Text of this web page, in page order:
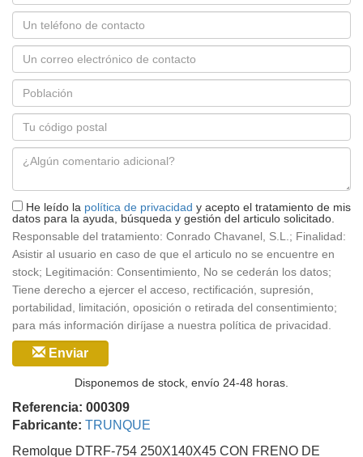
*
Teléfono
Correo
electrónico
Población
Código
postal
Mensaje
He leído la política de privacidad y acepto el tratamiento de mis
datos para la ayuda, búsqueda y gestión del articulo solicitado.
Responsable del tratamiento: Conrado Chavanel, S.L.; Finalidad:
Asistir al usuario en caso de que el articulo no se encuentre en
stock; Legitimación: Consentimiento, No se cederán los datos;
Tiene derecho a ejercer el acceso, rectificación, supresión,
portabilidad, limitación, oposición o retirada del consentimiento;
para más información diríjase a nuestra política de privacidad.
Enviar
Disponemos de stock, envío 24-48 horas.
Referencia: 000309
Fabricante: TRUNQUE
Remolque DTRF-754 250X140X45 CON FRENO DE